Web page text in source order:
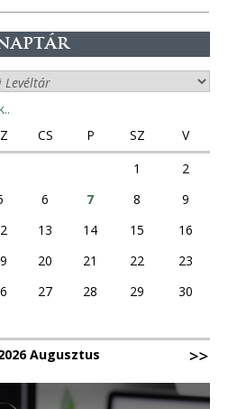
CS P SZ
V
1
2
6 7 8
9
13 14 15
16
20 21 22
23
27 28 29
30
Augusztus